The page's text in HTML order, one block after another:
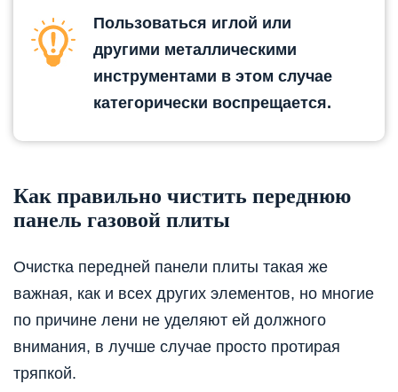
Пользоваться иглой или
другими металлическими
инструментами в этом случае
категорически воспрещается.
Как правильно чистить переднюю
панель газовой плиты
Очистка передней панели плиты такая же
важная, как и всех других элементов, но многие
по причине лени не уделяют ей должного
внимания, в лучше случае просто протирая
тряпкой.